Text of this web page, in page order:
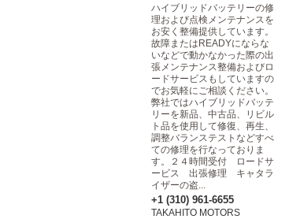
ハイブリッドバッテリーの修
理および点検メンテナンスを
お安く整備提供しています。
故障またはREADYにならな
いなどで動かなかった際の出
張メンテナンス整備およびロ
ードサービスもしていますの
でお気軽にご相談ください。
弊社ではハイブリッドバッテ
リーを新品、中古品、リビル
ト品を使用して修復、再生、
調整バランステストなどすべ
ての修理を行なっておりま
す。２４時間受付 ロードサ
ービス 出張修理 キャタラ
イザーの盗...
+1 (310) 961-6655
TAKAHITO MOTORS